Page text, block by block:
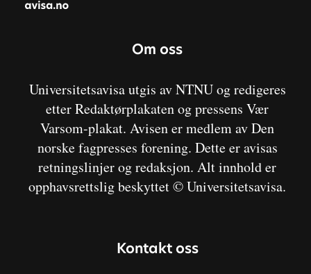
Om oss
Universitetsavisa utgis av NTNU og redigeres
etter Redaktørplakaten og pressens Vær
Varsom-plakat. Avisen er medlem av Den
norske fagpresses forening. Dette er avisas
retningslinjer og redaksjon. Alt innhold er
opphavsrettslig beskyttet © Universitetsavisa.
Kontakt oss